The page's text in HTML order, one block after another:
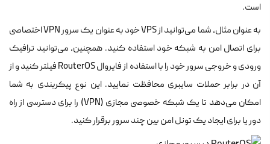
است.
به عنوان مثال، شما می‌توانید از VPS خود به عنوان یک سرور VPN اختصاصی
برای اتصال امن به شبکه خود استفاده کنید. همچنین، می‌توانید ترافیک
ورودی و خروجی سرور خود را با استفاده از فایروال RouterOS فیلتر کنید و از
آن در برابر حملات سایبری محافظت نمایید. این نوع پیکربندی به شما
امکان می‌دهد تا یک شبکه خصوصی مجازی (VPN) را برای دسترسی از راه
دور یا برای ایجاد یک تونل امن بین چند سرور برقرار کنید.